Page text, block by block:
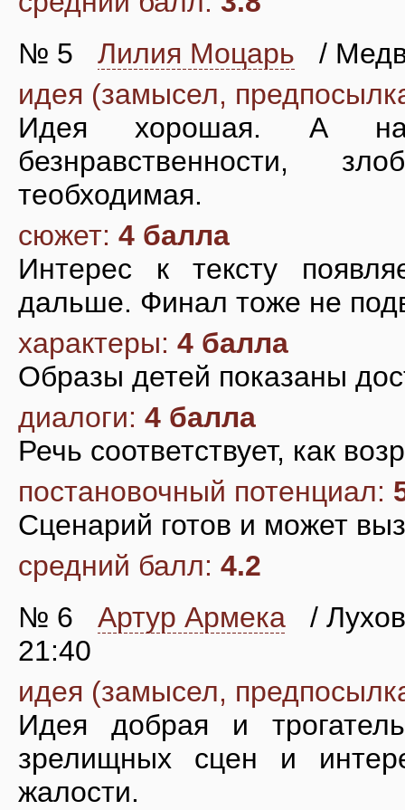
№ 5 Лилия Моцарь
/
идея (замысел,
Идея хорошая. А
безнравственности,
теобходимая.
сюжет: 4 балла
Интерес к тексту
дальше. Финал тоже не
характеры: 4 балла
Образы детей показаны
диалоги: 4 балла
Речь соответствует, как
постановочный потенциал:
Сценарий готов и может
средний балл: 4.2
№ 6 Артур Армека
/
21:40
идея (замысел,
Идея добрая и
зрелищных сцен и
жалости.